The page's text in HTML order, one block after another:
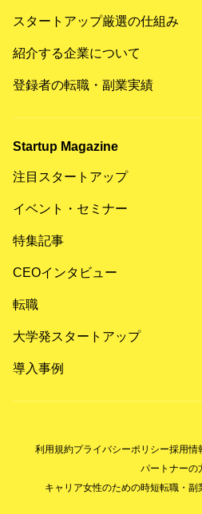
スタートアップ厳選の仕組み
紹介する企業について
登録者の転職・副業実績
Startup Magazine
注目スタートアップ
イベント・セミナー
特集記事
CEOインタビュー
転職
大学発スタートアップ
導入事例
利用規約プライバシーポリシー採用情
パートナーの
キャリア女性のための時短転職・副